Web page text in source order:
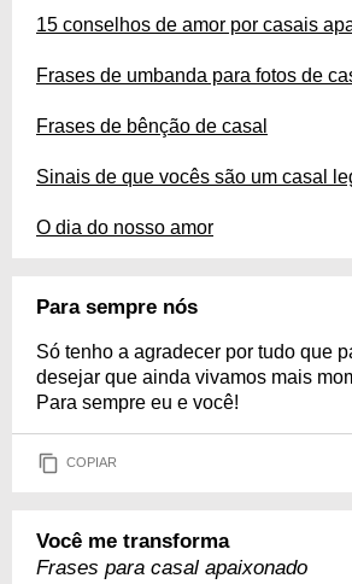
15 conselhos de amor por casais
Frases de umbanda para fotos de
Frases de bênção de casal
Sinais de que vocês são um casal
O dia do nosso amor
Para sempre nós
Só tenho a agradecer por tudo que
desejar que ainda vivamos mais
Para sempre eu e você!
COPIAR
Você me transforma
Frases para casal apaixonado